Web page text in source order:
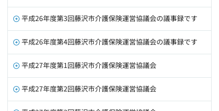
平成26年度第3回藤沢市介護保険運営協議会の議事録です
平成26年度第4回藤沢市介護保険運営協議会の議事録です
平成27年度第1回藤沢市介護保険運営協議会
平成27年度第2回藤沢市介護保険運営協議会